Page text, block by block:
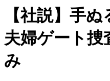
【社説】手
夫婦ゲート捜
み